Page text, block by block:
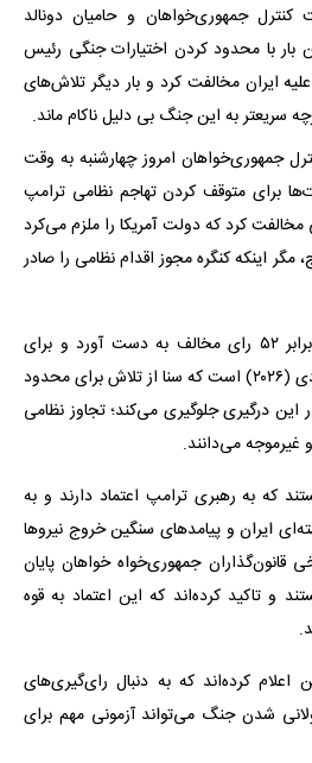
جمهوری‌خواهان و حامیان دونالد
بار با محدود کردن اختیارات جنگی رئیس
ایران مخالفت کرد و بار دیگر تلاش‌های
سریعتر به این جنگ بی دلیل ناکام ماند.
جمهوری‌خواهان امروز چهارشنبه به وقت
برای متوقف کردن تهاجم نظامی ترامپ
مخالفت کرد که دولت آمریکا را ملزم می‌کرد
مگر اینکه کنگره مجوز اقدام نظامی را صادر
این طرح ۴۷ رای موافق در برابر ۵۲ رای مخالف به دست آورد و برای
چهارمین بار در سال جاری میلادی (۲۰۲۶) است که سنا از تلاش برای محدود
این درگیری جلوگیری می‌کند؛ تجاوز نظامی
غیرموجه می‌دانند.
که به رهبری ترامپ اعتماد دارند و به
ایران و پیامدهای سنگین خروج نیروها
قانون‌گذاران جمهوری‌خواه خواهان پایان
و تاکید کرده‌اند که این اعتماد به قوه
کرده‌اند که به دنبال رای‌گیری‌های
شدن جنگ می‌تواند آزمونی مهم برای